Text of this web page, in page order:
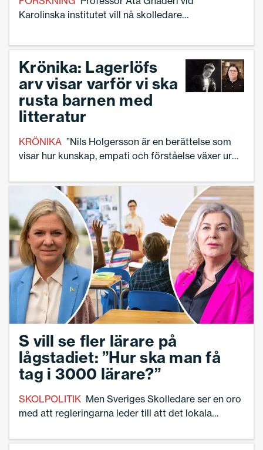
Karolinska institutet vill nå skolledare
förebyggande mot ätstörningar.
Krönika: Lagerlöfs
arv visar varför vi ska
rusta barnen med
litteratur
KRÖNIKA ”Nils Holgersson är en berättelse som
visar hur kunskap, empati och förståelse växer ur
människors syn på samhället långt efter att sista
sidan är läst. Det är därför vi måste rusta våra barn
med litteratur”, skriver skolledaren Linnea
Lindquist.
S vill se fler lärare på
lågstadiet: ”Hur ska man få
tag i 3000 lärare?”
SKOLPOLITIK Men Sveriges Skolledare ser en oro
med att regleringarna leder till att det lokala